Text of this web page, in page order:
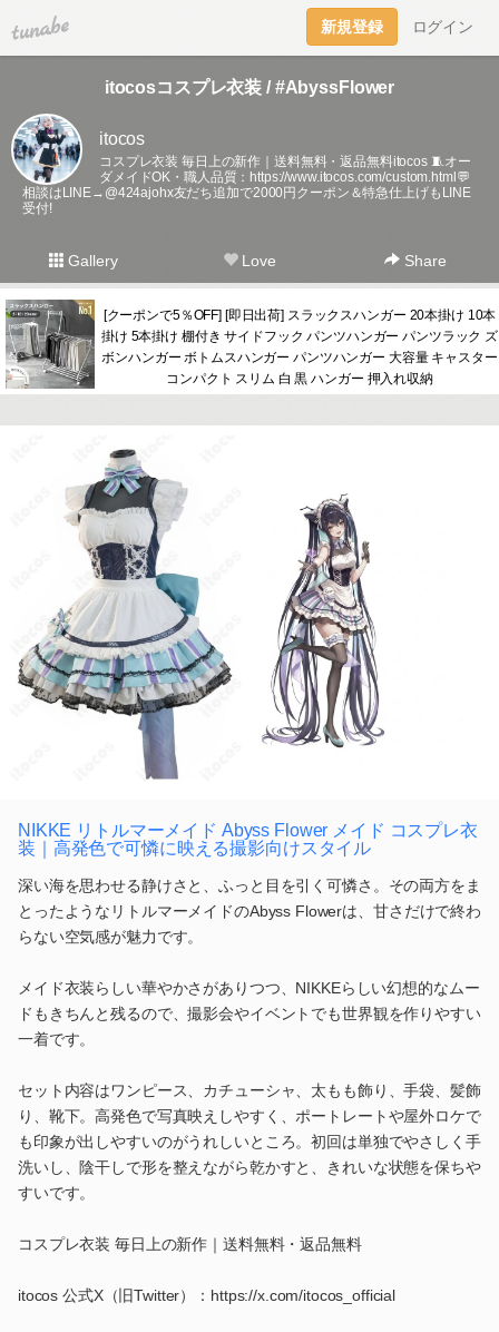
tuna.be 新規登録 ログイン
itocosコスプレ衣装 / #AbyssFlower
itocos
コスプレ衣装 毎日上の新作｜送料無料・返品無料itocos 🧵オー
ダメイドOK・職人品質： https://www.itocos.com/custom.html💬
相談はLINE→@424ajohx友だち追加で2000円クーポン＆特急仕上げもLINE
受付!
Gallery Love Share
[クーポンで5％OFF] [即日出荷] スラックスハンガー 20本掛け 10本
掛け 5本掛け 棚付き サイドフック パンツハンガー パンツラック ズ
ボンハンガー ボトムスハンガー パンツハンガー 大容量 キャスター
コンパクト スリム 白 黒 ハンガー 押入れ収納
NIKKE リトルマーメイド Abyss Flower メイド コスプレ衣
装｜高発色で可憐に映える撮影向けスタイル
深い海を思わせる静けさと、ふっと目を引く可憐さ。その両方をま
とったようなリトルマーメイドのAbyss Flowerは、甘さだけで終わ
らない空気感が魅力です。
メイド衣装らしい華やかさがありつつ、NIKKEらしい幻想的なムー
ドもきちんと残るので、撮影会やイベントでも世界観を作りやすい
一着です。
セット内容はワンピース、カチューシャ、太もも飾り、手袋、髪飾
り、靴下。高発色で写真映えしやすく、ポートレートや屋外ロケで
も印象が出しやすいのがうれしいところ。初回は単独でやさしく手
洗いし、陰干しで形を整えながら乾かすと、きれいな状態を保ちや
すいです。
コスプレ衣装 毎日上の新作｜送料無料・返品無料
itocos 公式X（旧Twitter）：https://x.com/itocos_official